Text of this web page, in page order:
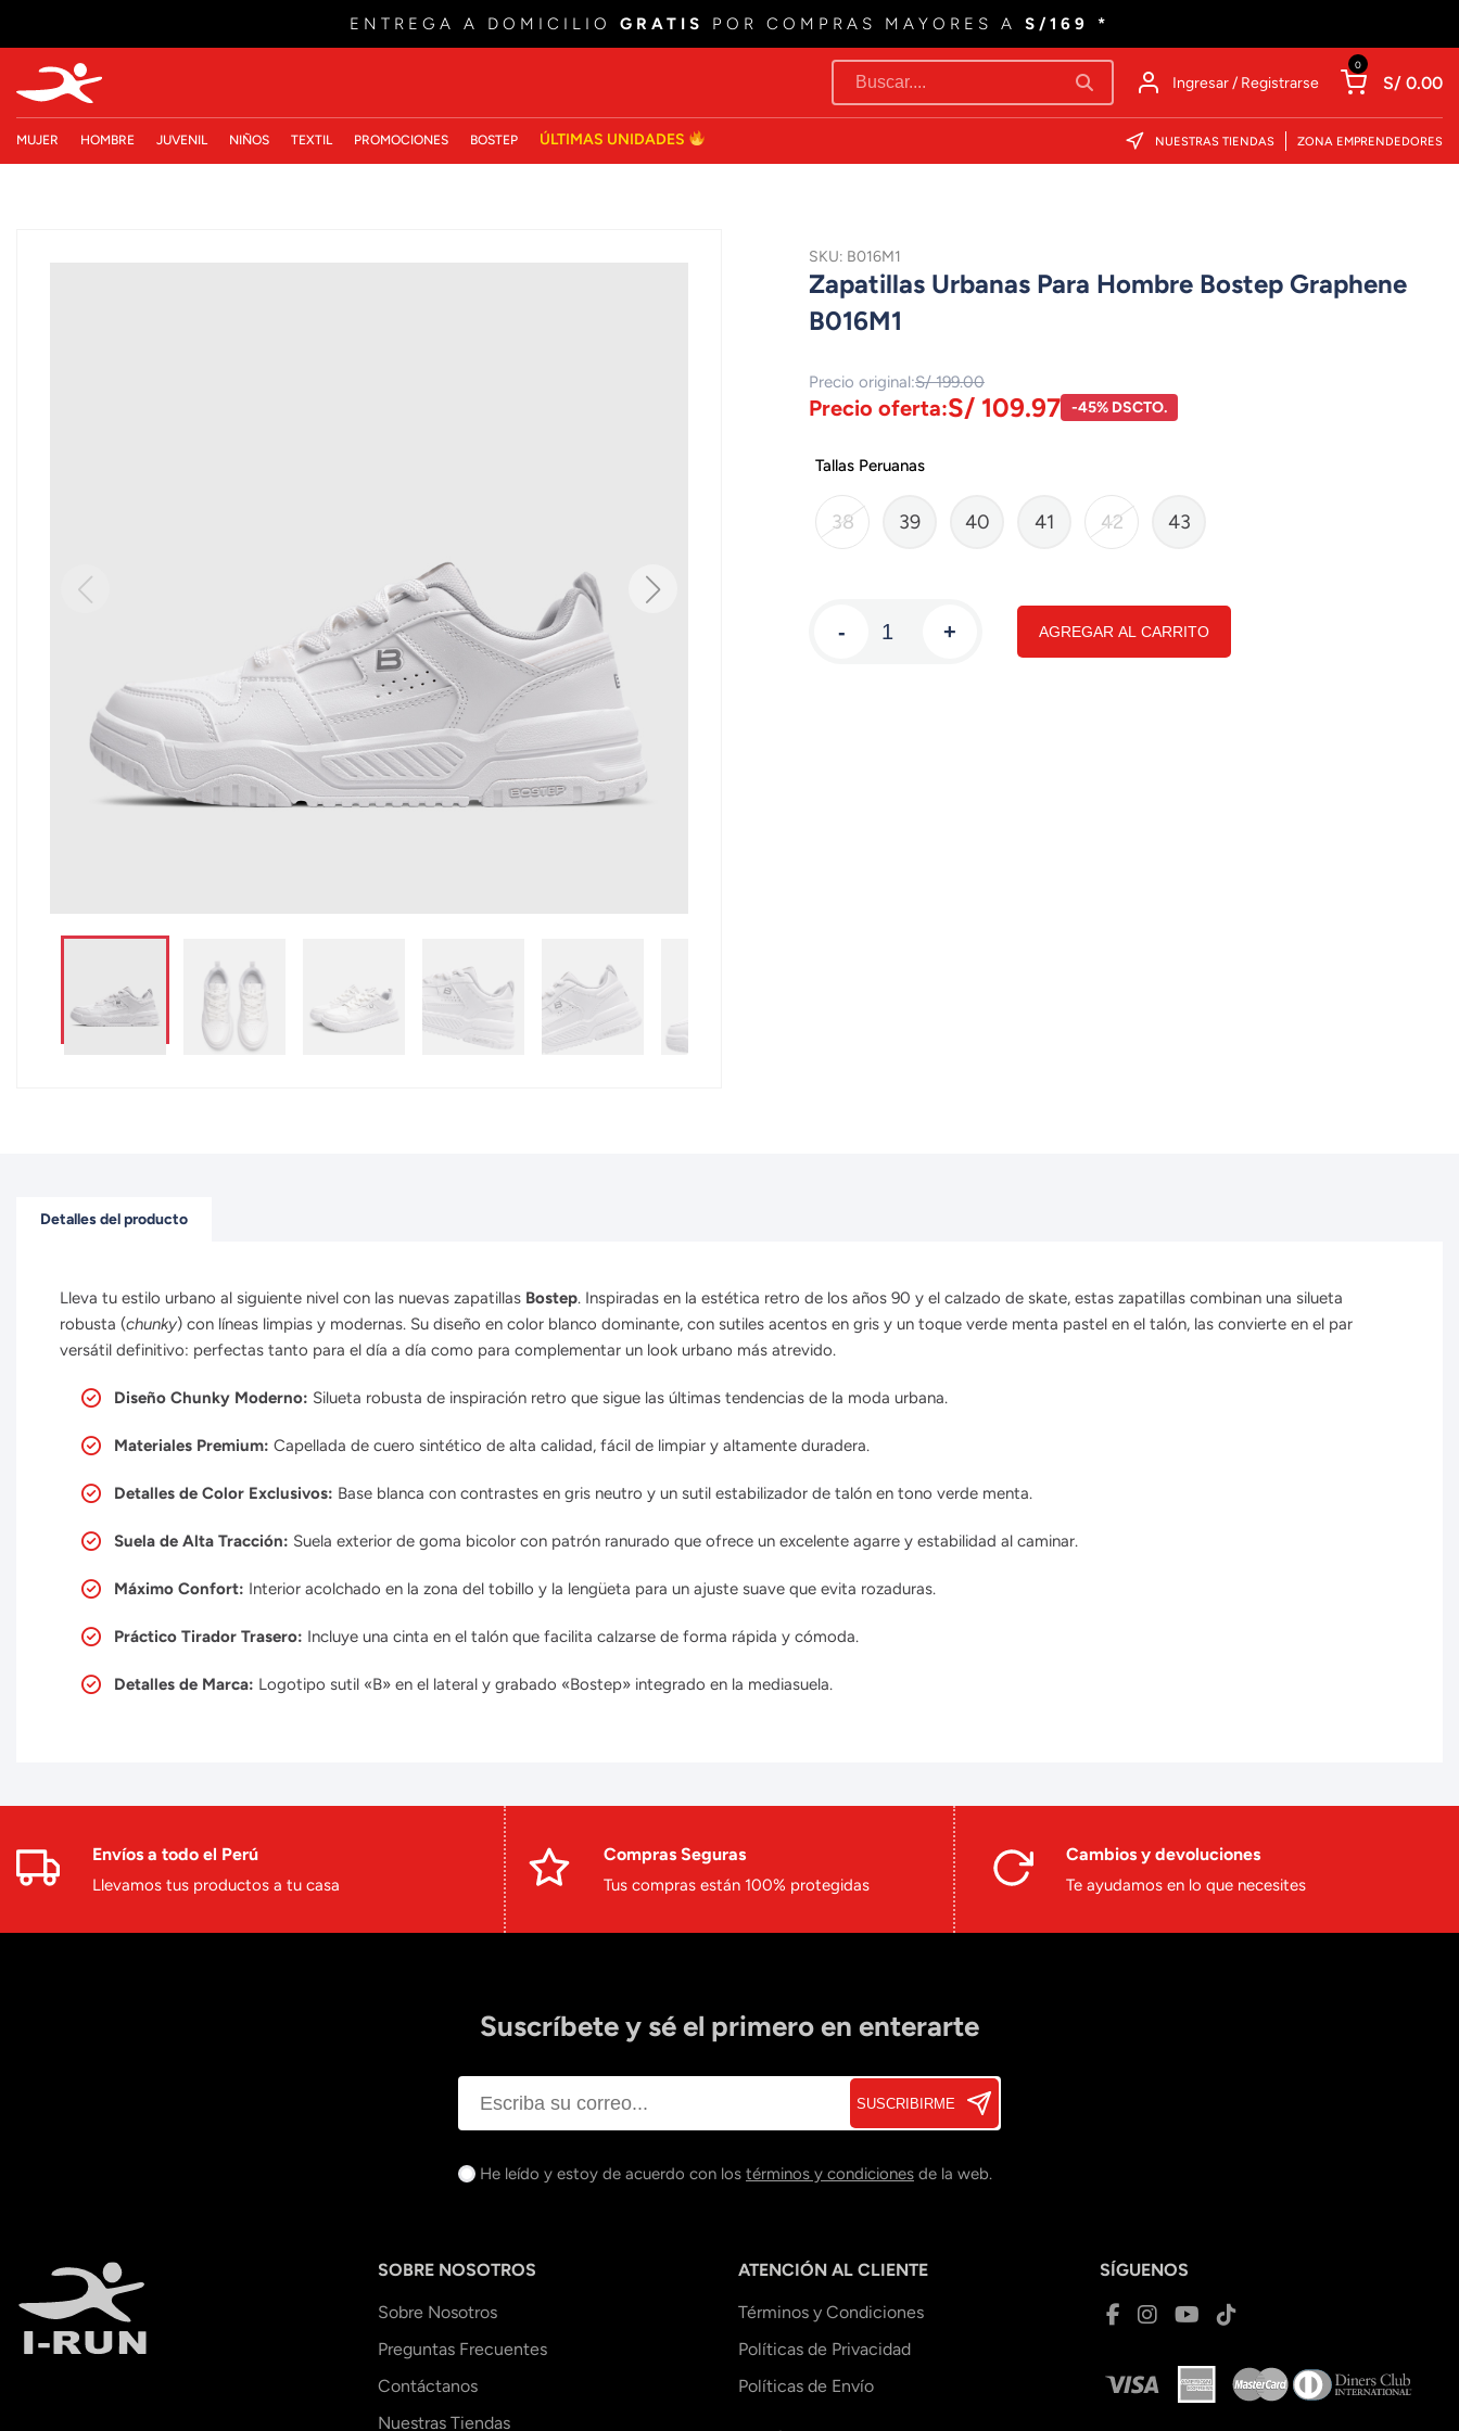
ENTREGA A DOMICILIO GRATIS POR COMPRAS MAYORES A S/169 *
Ingresar / Registrarse
0
S/ 0.00
MUJER HOMBRE JUVENIL NIÑOS TEXTIL PROMOCIONES BOSTEP ÚLTIMAS UNIDADES NUESTRAS TIENDAS ZONA EMPRENDEDORES
SKU: B016M1
Zapatillas Urbanas Para Hombre Bostep Graphene
B016M1
Precio original:S/ 199.00
Precio oferta:S/ 109.97 -45% DSCTO.
Tallas Peruanas
38 39 40 41 42 43
- + AGREGAR AL CARRITO
Detalles del producto
Lleva tu estilo urbano al siguiente nivel con las nuevas zapatillas Bostep. Inspiradas en la estética retro de los años 90 y el calzado de skate, estas zapatillas combinan una silueta
robusta (chunky) con líneas limpias y modernas. Su diseño en color blanco dominante, con sutiles acentos en gris y un toque verde menta pastel en el talón, las convierte en el par
versátil definitivo: perfectas tanto para el día a día como para complementar un look urbano más atrevido.
Diseño Chunky Moderno: Silueta robusta de inspiración retro que sigue las últimas tendencias de la moda urbana.
Materiales Premium: Capellada de cuero sintético de alta calidad, fácil de limpiar y altamente duradera.
Detalles de Color Exclusivos: Base blanca con contrastes en gris neutro y un sutil estabilizador de talón en tono verde menta.
Suela de Alta Tracción: Suela exterior de goma bicolor con patrón ranurado que ofrece un excelente agarre y estabilidad al caminar.
Máximo Confort: Interior acolchado en la zona del tobillo y la lengüeta para un ajuste suave que evita rozaduras.
Práctico Tirador Trasero: Incluye una cinta en el talón que facilita calzarse de forma rápida y cómoda.
Detalles de Marca: Logotipo sutil «B» en el lateral y grabado «Bostep» integrado en la mediasuela.
Envíos a todo el Perú
Llevamos tus productos a tu casa
Compras Seguras
Tus compras están 100% protegidas
Cambios y devoluciones
Te ayudamos en lo que necesites
Suscríbete y sé el primero en enterarte
SUSCRIBIRME
He leído y estoy de acuerdo con los términos y condiciones de la web.
SOBRE NOSOTROS
Sobre Nosotros
Preguntas Frecuentes
Contáctanos
Nuestras Tiendas
ATENCIÓN AL CLIENTE
Términos y Condiciones
Políticas de Privacidad
Políticas de Envío
SÍGUENOS